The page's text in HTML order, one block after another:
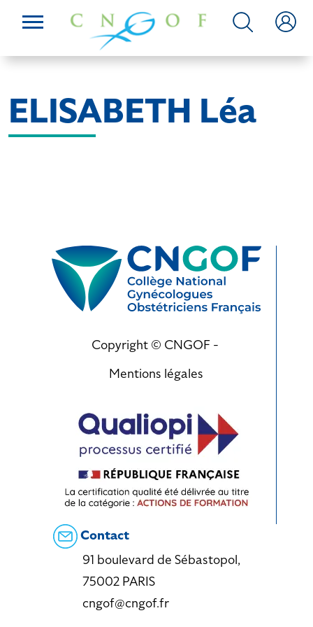
ELISABETH Léa
Copyright © CNGOF -
Mentions légales
Contact
91 boulevard de Sébastopol,
75002 PARIS
cngof@cngof.fr